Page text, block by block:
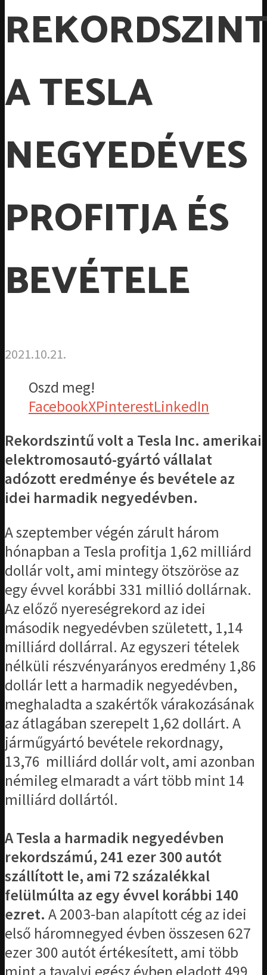
A TESLA
NEGYEDÉVES
PROFITJA ÉS
BEVÉTELE
2021.10.21.
Oszd meg!
FacebookXPinterestLinkedIn
Rekordszintű volt a Tesla Inc. amerikai
elektromosautó-gyártó vállalat
adózott eredménye és bevétele az
idei harmadik negyedévben.
A szeptember végén zárult három
hónapban a Tesla profitja 1,62 milliárd
dollár volt, ami mintegy ötszöröse az
egy évvel korábbi 331 millió dollárnak.
Az előző nyereségrekord az idei
második negyedévben született, 1,14
milliárd dollárral. Az egyszeri tételek
nélküli részvényarányos eredmény 1,86
dollár lett a harmadik negyedévben,
meghaladta a szakértők várakozásának
az átlagában szerepelt 1,62 dollárt. A
járműgyártó bevétele rekordnagy,
13,76 milliárd dollár volt, ami azonban
némileg elmaradt a várt több mint 14
milliárd dollártól.
A Tesla a harmadik negyedévben
rekordszámú, 241 ezer 300 autót
szállított le, ami 72 százalékkal
felülmúlta az egy évvel korábbi 140
ezret. A 2003-ban alapított cég az idei
első háromnegyed évben összesen 627
ezer 300 autót értékesített, ami több